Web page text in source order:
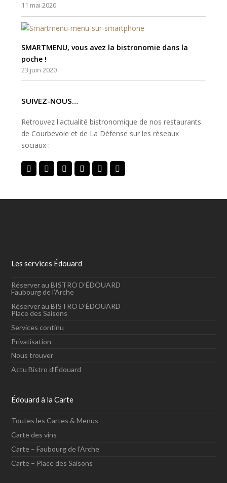
11 mai 2020
SMARTMENU, vous avez la bistronomie dans la
poche !
23 juin 2020
SUIVEZ-NOUS…
Retrouvez l'actualité bistronomique de nos restaurants
de Courbevoie et de La Défense sur les réseaux
sociaux :
TwitterFacebookInstagram
Yelp Tripadvisor
Les services Édouard
Réserver au BISTRO D’ÉDOUARD
Faubourg de l’Arche
Réserver au BISTRO D’ÉDOUARD
Place des Saisons
Services continu
Privatisation
Nous trouver
Actu Bistro d’Édouard
Édouard à la Carte
Toutes les Cartes & Menus
Carte des vins
Carte – Faubourg de l’Arche
Carte – Place des Saisons